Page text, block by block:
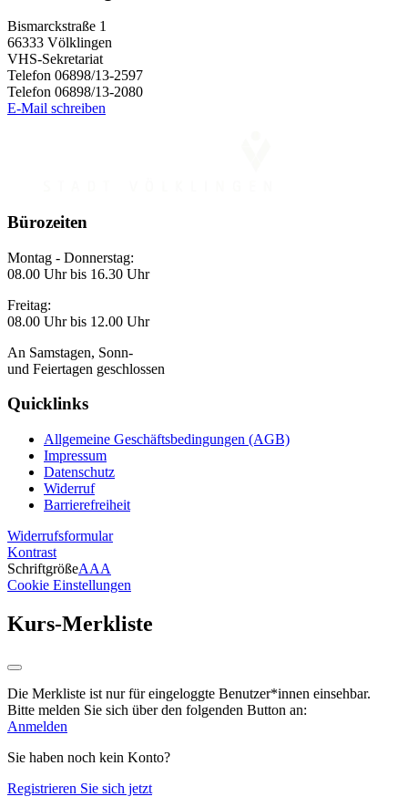
Bismarckstraße 1
66333 Völklingen
VHS-Sekretariat
Telefon 06898/13-2597
Telefon 06898/13-2080
E-Mail schreiben
Bürozeiten
Montag - Donnerstag:
08.00 Uhr bis 16.30 Uhr
Freitag:
08.00 Uhr bis 12.00 Uhr
An Samstagen, Sonn-
und Feiertagen geschlossen
Quicklinks
Allgemeine Geschäftsbedingungen (AGB)
Impressum
Datenschutz
Widerruf
Barrierefreiheit
Widerrufsformular
Kontrast
SchriftgrößeAAA
Cookie Einstellungen
Kurs-Merkliste
Die Merkliste ist nur für eingeloggte Benutzer*innen einsehbar.
Bitte melden Sie sich über den folgenden Button an:
Anmelden
Sie haben noch kein Konto?
Registrieren Sie sich jetzt